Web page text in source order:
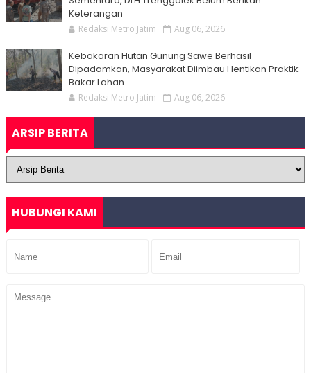
Keterangan
Redaksi Metro Jatim Aug 06, 2026
Kebakaran Hutan Gunung Sawe Berhasil
Dipadamkan, Masyarakat Diimbau Hentikan Praktik
Bakar Lahan
Redaksi Metro Jatim Aug 06, 2026
ARSIP BERITA
HUBUNGI KAMI